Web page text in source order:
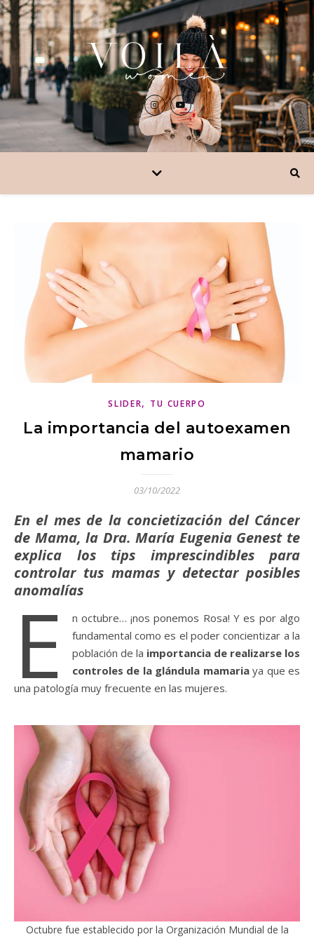
SLIDER, TU CUERPO
La importancia del autoexamen
mamario
03/10/2022
En el mes de la concietización del Cáncer
de Mama, la Dra. María Eugenia Genest te
explica los tips imprescindibles para
controlar tus mamas y detectar posibles
anomalías
E
n octubre… ¡nos ponemos Rosa! Y es por algo
fundamental como es el poder concientizar a la
población de la importancia de realizarse los
controles de la glándula mamariaya que es
una patología muy frecuente en las mujeres.
Octubre fue establecido por la Organización Mundial de la